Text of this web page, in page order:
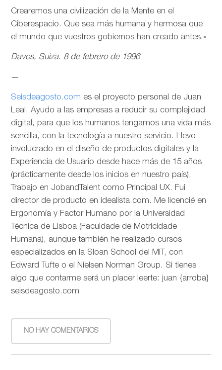
Crearemos una civilización de la Mente en el
Ciberespacio. Que sea más humana y hermosa que
el mundo que vuestros gobiernos han creado antes.»
Davos, Suiza. 8 de febrero de 1996
—
Seisdeagosto.com es el proyecto personal de Juan
Leal. Ayudo a las empresas a reducir su complejidad
digital, para que los humanos tengamos una vida más
sencilla, con la tecnología a nuestro servicio. Llevo
involucrado en el diseño de productos digitales y la
Experiencia de Usuario desde hace más de 15 años
(prácticamente desde los inicios en nuestro país).
Trabajo en JobandTalent como Principal UX. Fui
director de producto en idealista.com. Me licencié en
Ergonomía y Factor Humano por la Universidad
Técnica de Lisboa (Faculdade de Motricidade
Humana), aunque también he realizado cursos
especializados en la Sloan School del MIT, con
Edward Tufte o el Nielsen Norman Group. Si tienes
algo que contarme será un placer leerte: juan {arroba}
seisdeagosto.com
NO HAY COMENTARIOS